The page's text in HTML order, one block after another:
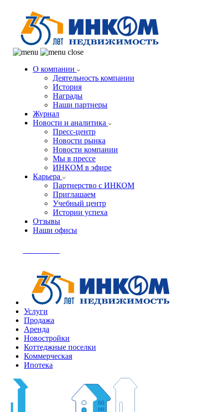
О компании
Деятельность компании
История
Награды
Наши партнеры
Журнал
Новости и аналитика
Пресс-центр
Новости рынка
Новости компании
Мы в прессе
ИНКОМ в эфире
Карьера
Партнерство с ИНКОМ
Приглашаем
Учебный центр
Истории успеха
Отзывы
Наши офисы
Услуги
Продажа
Аренда
Новостройки
Коттеджные поселки
Коммерческая
Ипотека